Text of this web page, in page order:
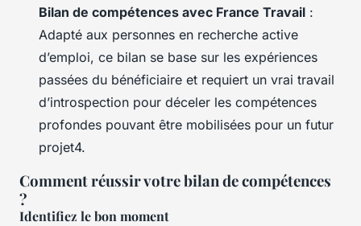
Bilan de compétences avec France Travail :
Adapté aux personnes en recherche active
d’emploi, ce bilan se base sur les expériences
passées du bénéficiaire et requiert un vrai travail
d’introspection pour déceler les compétences
profondes pouvant être mobilisées pour un futur
projet4.
Comment réussir votre bilan de compétences
?
Identifiez le bon moment